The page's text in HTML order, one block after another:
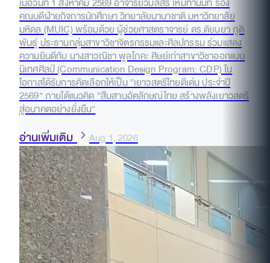
คณบดีฝ่ายกิจการนักศึกษา วิทยาลัยนานาชาติ มหาวิทยาลัย
มหิดล (MUIC) พร้อมด้วย ผู้ช่วยศาสตราจารย์ ดร.ดัยนยา ภูติ
พันธุ์ ประธานกลุ่มสาขาวิชาจิตรกรรมและศิลปกรรม ร่วมแสดง
ความยินดีกับ นางสาวณิชา พูลโภคะ ศิษย์เก่าสาขาวิชาออกแบบ
นิเทศศิลป์ (Communication Design Program: CDP) ใน
โอกาสได้รับการคัดเลือกให้เป็น “เยาวสตรีไทยดีเด่น ประจำปี
2569” ภายใต้แนวคิด “สืบสานอัตลักษณ์ไทย สร้างพลังเยาวสตรี
สู่อนาคตอย่างยั่งยืน”
อ่านเพิ่มเติม Aug 1, 2026